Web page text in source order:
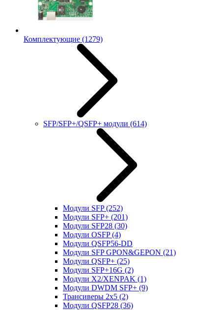
Комплектующие (1279)
SFP/SFP+/QSFP+ модули (614)
Модули SFP(252)
Модули SFP+ (201)
Модули SFP28 (30)
Модули OSFP(4)
Модули QSFP56-DD
Модули SFP GPON&GEPON (21)
Модули QSFP+ (25)
Модули SFP+16G (2)
Модули X2/XENPAK (1)
Модули DWDM SFP+ (9)
Трансиверы 2x5 (2)
Модули QSFP28 (36)